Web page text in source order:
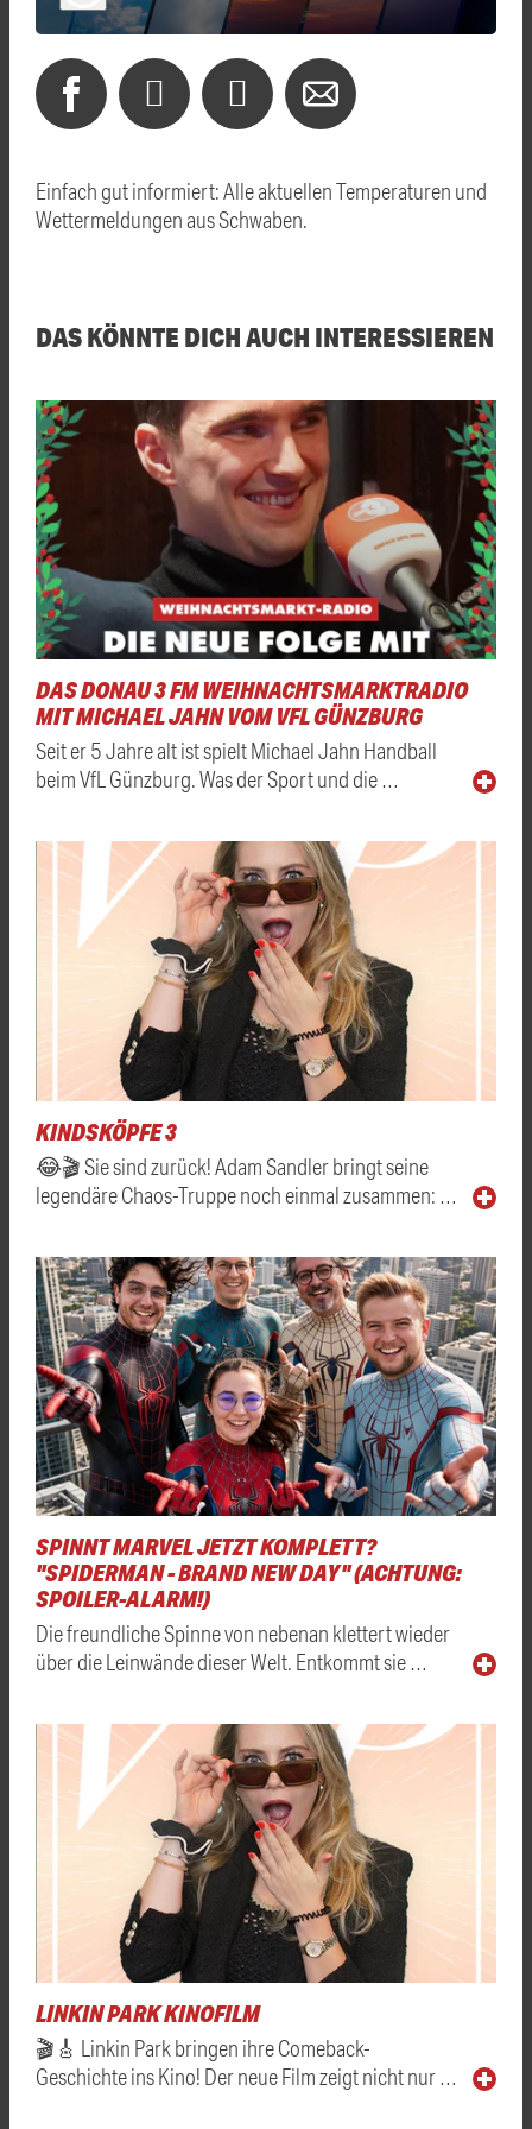
Einfach gut informiert: Alle aktuellen Temperaturen und
Wettermeldungen aus Schwaben.
DAS KÖNNTE DICH AUCH INTERESSIEREN
DAS DONAU 3 FM WEIHNACHTSMARKTRADIO
MIT MICHAEL JAHN VOM VFL GÜNZBURG
Seit er 5 Jahre alt ist spielt Michael Jahn Handball
beim VfL Günzburg. Was der Sport und die …
KINDSKÖPFE 3
😂🎬 Sie sind zurück! Adam Sandler bringt seine
legendäre Chaos-Truppe noch einmal zusammen: …
SPINNT MARVEL JETZT KOMPLETT?
"SPIDERMAN - BRAND NEW DAY" (ACHTUNG:
SPOILER-ALARM!)
Die freundliche Spinne von nebenan klettert wieder
über die Leinwände dieser Welt. Entkommt sie …
LINKIN PARK KINOFILM
🎬🎸 Linkin Park bringen ihre Comeback-
Geschichte ins Kino! Der neue Film zeigt nicht nur …